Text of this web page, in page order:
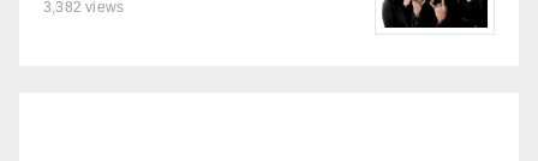
3,382 views